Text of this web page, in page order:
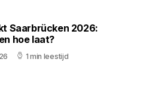
Saarbrücken 2026:
hoe laat?
1 min leestijd